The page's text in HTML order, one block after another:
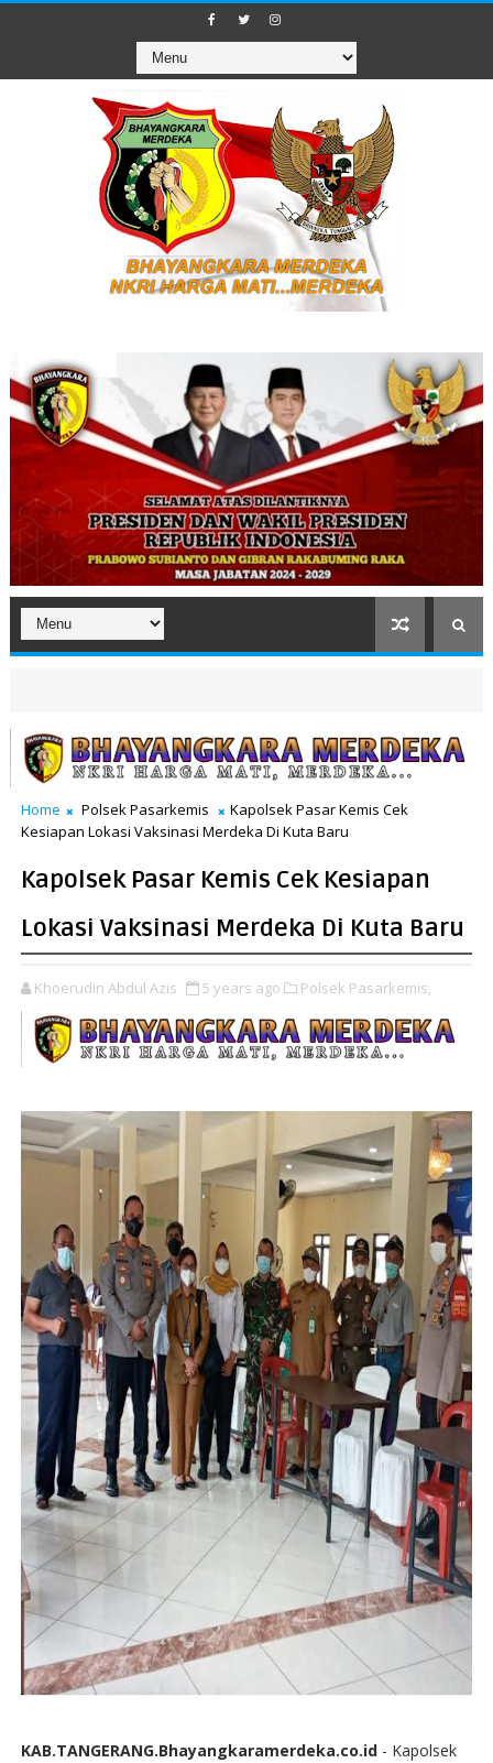
Home Polsek Pasarkemis
Kapolsek Pasar Kemis Cek
Kesiapan Lokasi Vaksinasi Merdeka Di Kuta Baru
Kapolsek Pasar Kemis Cek Kesiapan
Lokasi Vaksinasi Merdeka Di Kuta Baru
Khoerudin Abdul Azis 5 years ago Polsek Pasarkemis,
KAB.TANGERANG.Bhayangkaramerdeka.co.id- Kapolsek